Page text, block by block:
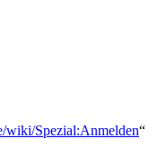
Spezial:Anmelden“